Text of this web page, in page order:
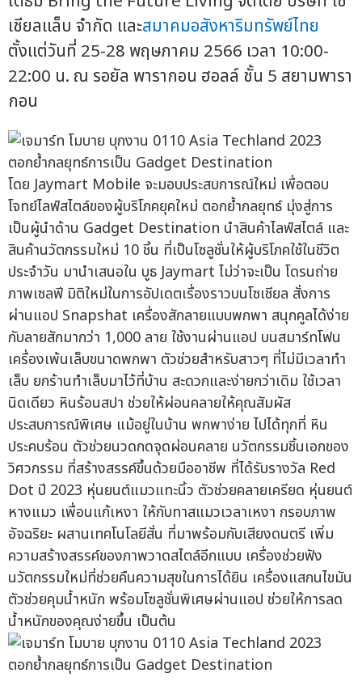
เชียลแล็บ จำกัด และสมาคมอสังหาริมทรัพย์ไทย
ตั้งแต่วันที่ 25-28 พฤษภาคม 2566 เวลา 10:00-
22:00 น. ณ รอยัล พารากอน ฮอลล์ ชั้น 5 สยามพารา
กอน
โดย Jaymart Mobile จะมอบประสบการณ์ใหม่ เพื่อตอบ
โจทย์ไลฟ์สไตล์ของผู้บริโภคยุคใหม่ ตอกย้ำกลยุทธ์ มุ่งสู่การ
เป็นผู้นำด้าน Gadget Destination นำสินค้าไลฟ์สไตล์ และ
สินค้านวัตกรรมใหม่ 10 ชิ้น ที่เป็นโซลูชั่นให้ผู้บริโภคใช้ในชีวิต
ประจำวัน มานำเสนอใน บูธ Jaymart ไม่ว่าจะเป็น โดรนถ่าย
ภาพเซลฟี มิติใหม่ในการอัปเดตเรื่องราวบนโซเชียล สั่งการ
ผ่านแอป Snapshat เครื่องสักลายแบบพกพา สนุกคูลได้ง่าย
กับลายสักมากว่า 1,000 ลาย ใช้งานผ่านแอป บนสมาร์ทโฟน
เครื่องเพ้นเล็บขนาดพกพา ตัวช่วยสำหรับสาวๆ ที่ไม่มีเวลาทำ
เล็บ ยกร้านทำเล็บมาไว้ที่บ้าน สะดวกและง่ายกว่าเดิม ใช้เวลา
นิดเดียว หินร้อนสปา ช่วยให้ผ่อนคลายให้คุณสัมผัส
ประสบการณ์พิเศษ แม้อยู่ในบ้าน พกพาง่าย ไปได้ทุกที่ หิน
ประคบร้อน ตัวช่วยนวดกดจุดผ่อนคลาย นวัตกรรมชิ้นเอกของ
วิศวกรรม ที่สร้างสรรค์ขึ้นด้วยมืออาชีพ ที่ได้รับรางวัล Red
Dot ปี 2023 หุ่นยนต์แมวแทะนิ้ว ตัวช่วยคลายเครียด หุ่นยนต์
หางแมว เพื่อนแก้เหงา ให้กับทาสแมวเวลาเหงา กรอบภาพ
อัจฉริยะ ผสานเทคโนโลยีสั่น ที่มาพร้อมกับเสียงดนตรี เพิ่ม
ความสร้างสรรค์ของภาพวาดสไตล์อีกแบบ เครื่องช่วยฟัง
นวัตกรรมใหม่ที่ช่วยคืนความสุขในการได้ยิน เครื่องแสกนไขมัน
ตัวช่วยคุมน้ำหนัก พร้อมโซลูชั่นพิเศษผ่านแอป ช่วยให้การลด
น้ำหนักของคุณง่ายขึ้น เป็นต้น